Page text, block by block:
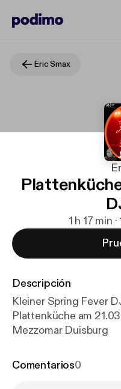
Eric Smax
1 h 17 min
Descripción
Kleiner Spring Fever
Plattenküche am
Mezzomar Duisburg
Comentarios0